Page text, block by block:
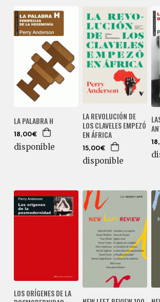
LA PALABRA H
18,00€
disponible
LA REVOLUCIÓN DE
LOS CLAVELES EMPEZÓ
EN ÁFRICA
15,00€
disponible
LOS ORÍGENES DE LA